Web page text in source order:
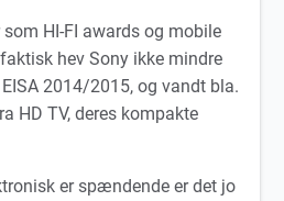
som HI-FI awards og mobile
hev Sony ikke mindre
2014/2015, og vandt bla.
HD TV, deres kompakte
er spændende er det jo